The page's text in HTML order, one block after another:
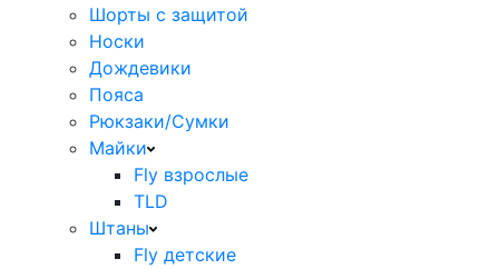
Шорты с защитой
Носки
Дождевики
Пояса
Рюкзаки/Сумки
Майки
Fly взрослые
TLD
Штаны
Fly детские